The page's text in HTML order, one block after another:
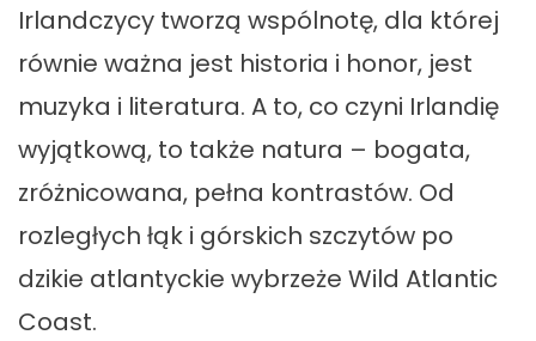
Irlandczycy tworzą wspólnotę, dla której
równie ważna jest historia i honor, jest
muzyka i literatura. A to, co czyni Irlandię
wyjątkową, to także natura – bogata,
zróżnicowana, pełna kontrastów. Od
rozległych łąk i górskich szczytów po
dzikie atlantyckie wybrzeże Wild Atlantic
Coast.